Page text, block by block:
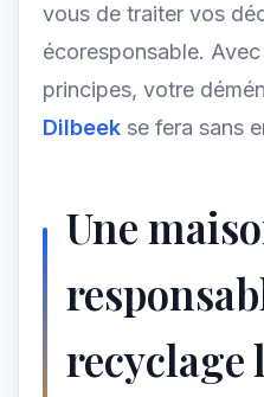
vous de traiter vos
écoresponsable.
principes, votre
Dilbeek se fera sans
Une
recyclage